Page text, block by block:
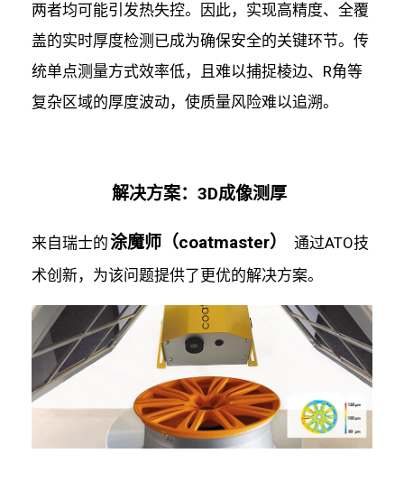
两者均可能引发热失控。因此，实现高精度、全覆
盖的实时厚度检测已成为确保安全的关键环节。传
统单点测量方式效率低，且难以捕捉棱边、R角等
复杂区域的厚度波动，使质量风险难以追溯。
解决方案：3D成像测厚
来自瑞士的涂魔师（coatmaster）
通过ATO技
术创新，为该问题提供了更优的解决方案。